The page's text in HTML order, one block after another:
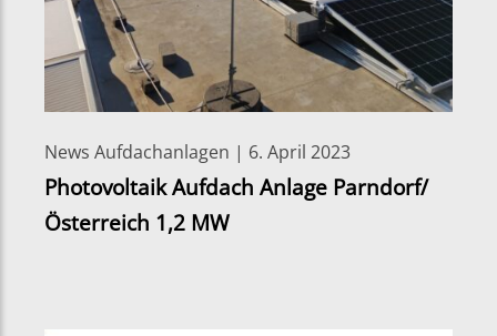
News Aufdachanlagen | 6. April 2023
Photovoltaik Aufdach Anlage Parndorf/
Österreich 1,2 MW